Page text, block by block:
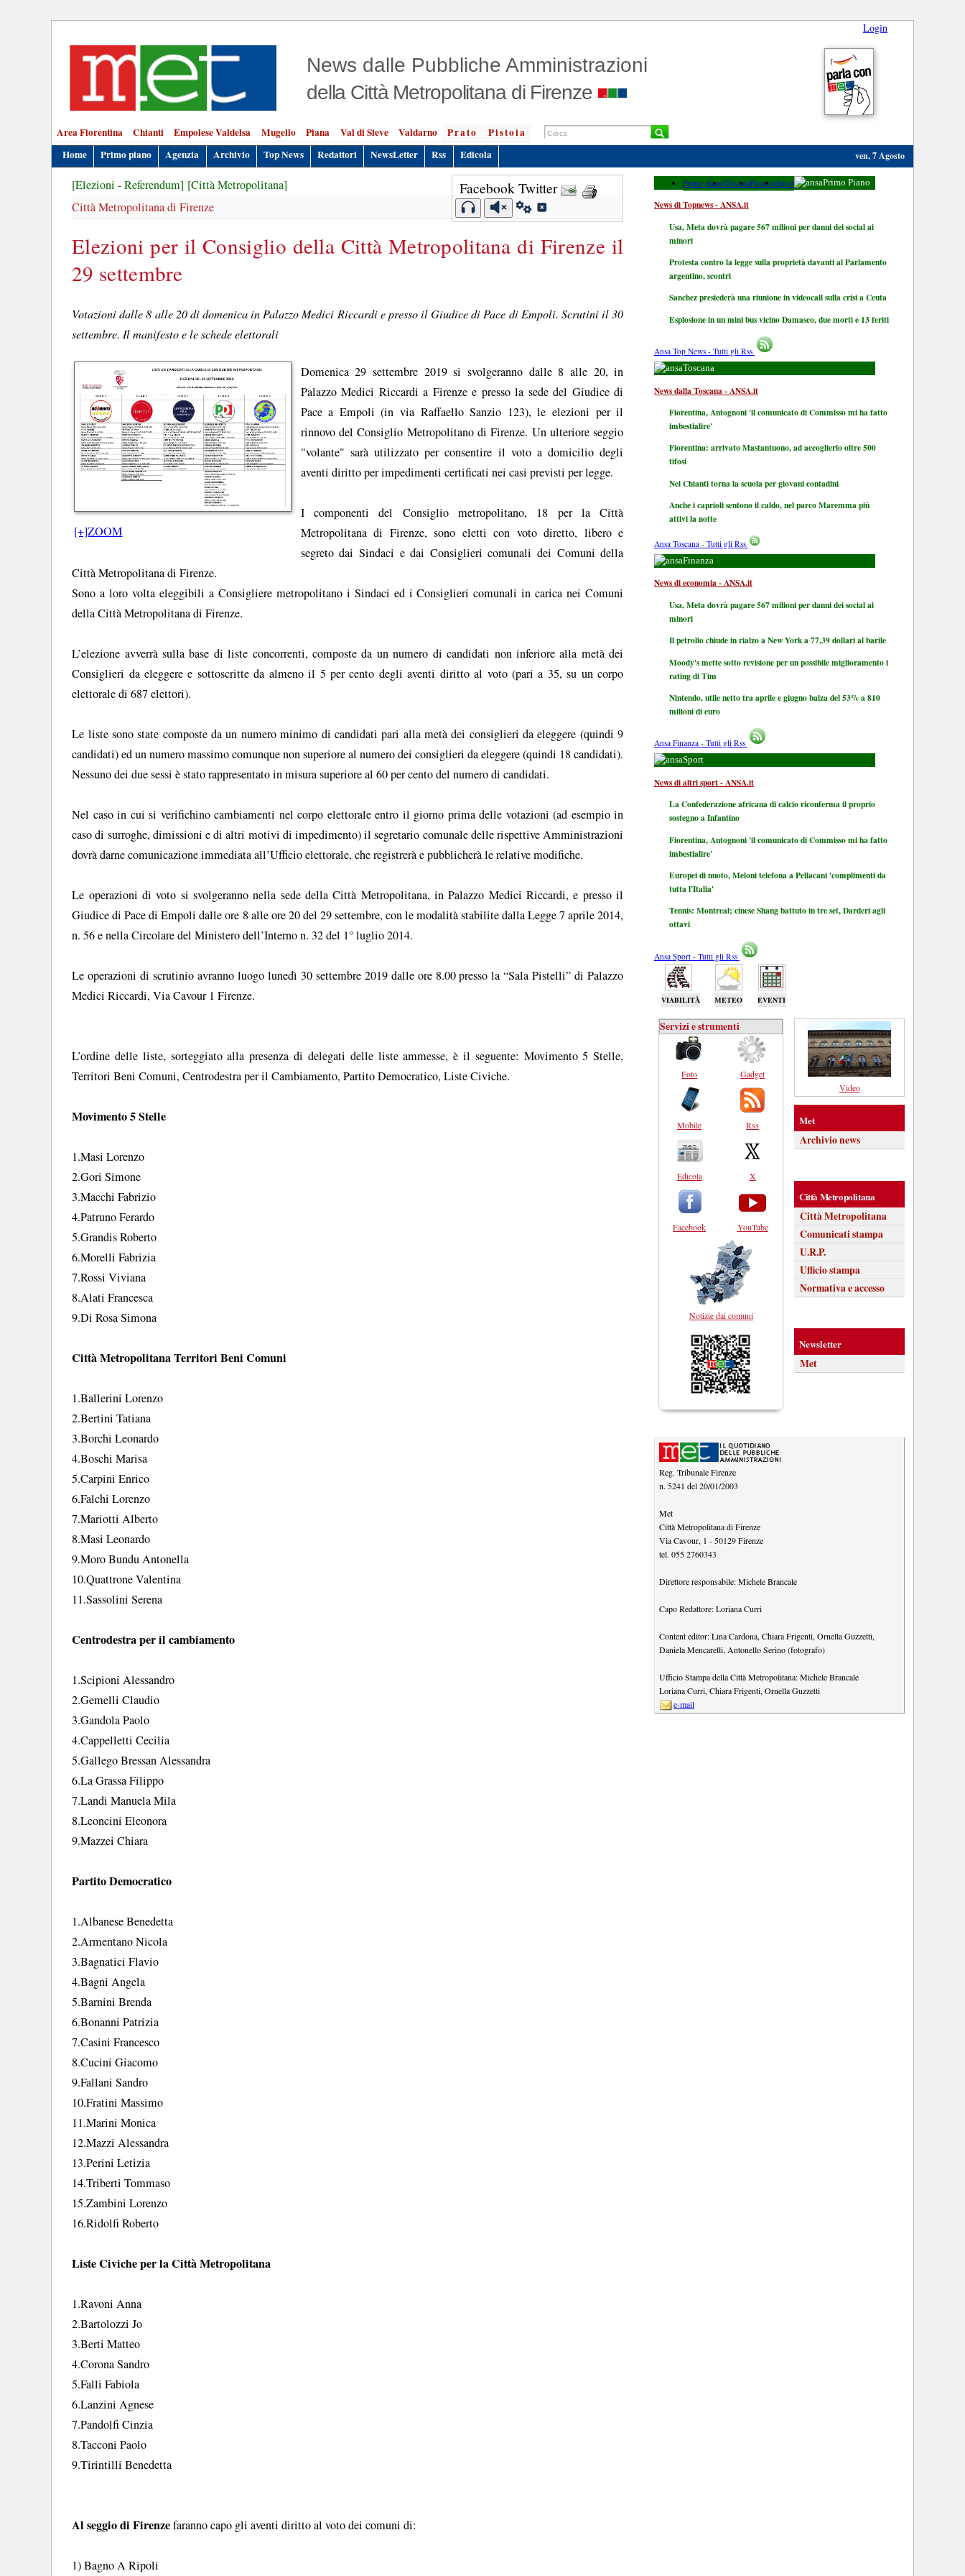
Login
News dalle Pubbliche Amministrazioni
della Città Metropolitana di Firenze
Area Fiorentina Chianti Empolese Valdelsa Mugello Piana Val di Sieve Valdarno Prato
Pistoia
Home
Primo piano Agenzia Archivio Top News Redattori NewsLetter Rss Edicola ven, 7 Agosto
Facebook Twitter
[Elezioni - Referendum] [Città Metropolitana]
Città Metropolitana di Firenze
Elezioni per il Consiglio della Città Metropolitana di Firenze il
29 settembre
Votazioni dalle 8 alle 20 di domenica in Palazzo Medici Riccardi e presso il Giudice di Pace di Empoli. Scrutini il 30
settembre. Il manifesto e le schede elettorali
[+]ZOOM
Domenica 29 settembre 2019 si svolgeranno dalle 8 alle 20, in
Palazzo Medici Riccardi a Firenze e presso la sede del Giudice di
Pace a Empoli (in via Raffaello Sanzio 123), le elezioni per il
rinnovo del Consiglio Metropolitano di Firenze. Un ulteriore seggio
"volante" sarà utilizzato per consentire il voto a domicilio degli
aventi diritto per impedimenti certificati nei casi previsti per legge.
I componenti del Consiglio metropolitano, 18 per la Città
Metropolitana di Firenze, sono eletti con voto diretto, libero e
segreto dai Sindaci e dai Consiglieri comunali dei Comuni della
Città Metropolitana di Firenze.
Sono a loro volta eleggibili a Consigliere metropolitano i Sindaci ed i Consiglieri comunali in carica nei Comuni
della Città Metropolitana di Firenze.
L’elezione avverrà sulla base di liste concorrenti, composte da un numero di candidati non inferiore alla metà dei
Consiglieri da eleggere e sottoscritte da almeno il 5 per cento degli aventi diritto al voto (pari a 35, su un corpo
elettorale di 687 elettori).
Le liste sono state composte da un numero minimo di candidati pari alla metà dei consiglieri da eleggere (quindi 9
candidati) ed un numero massimo comunque non superiore al numero dei consiglieri da eleggere (quindi 18 candidati).
Nessuno dei due sessi è stato rappresentato in misura superiore al 60 per cento del numero di candidati.
Nel caso in cui si verifichino cambiamenti nel corpo elettorale entro il giorno prima delle votazioni (ad esempio in
caso di surroghe, dimissioni e di altri motivi di impedimento) il segretario comunale delle rispettive Amministrazioni
dovrà darne comunicazione immediata all’Ufficio elettorale, che registrerà e pubblicherà le relative modifiche.
Le operazioni di voto si svolgeranno nella sede della Città Metropolitana, in Palazzo Medici Riccardi, e presso il
Giudice di Pace di Empoli dalle ore 8 alle ore 20 del 29 settembre, con le modalità stabilite dalla Legge 7 aprile 2014,
n. 56 e nella Circolare del Ministero dell’Interno n. 32 del 1° luglio 2014.
Le operazioni di scrutinio avranno luogo lunedì 30 settembre 2019 dalle ore 8.00 presso la “Sala Pistelli” di Palazzo
Medici Riccardi, Via Cavour 1 Firenze.
L’ordine delle liste, sorteggiato alla presenza di delegati delle liste ammesse, è il seguente: Movimento 5 Stelle,
Territori Beni Comuni, Centrodestra per il Cambiamento, Partito Democratico, Liste Civiche.
Movimento 5 Stelle
1.Masi Lorenzo
2.Gori Simone
3.Macchi Fabrizio
4.Patruno Ferardo
5.Grandis Roberto
6.Morelli Fabrizia
7.Rossi Viviana
8.Alati Francesca
9.Di Rosa Simona
Città Metropolitana Territori Beni Comuni
1.Ballerini Lorenzo
2.Bertini Tatiana
3.Borchi Leonardo
4.Boschi Marisa
5.Carpini Enrico
6.Falchi Lorenzo
7.Mariotti Alberto
8.Masi Leonardo
9.Moro Bundu Antonella
10.Quattrone Valentina
11.Sassolini Serena
Centrodestra per il cambiamento
1.Scipioni Alessandro
2.Gemelli Claudio
3.Gandola Paolo
4.Cappelletti Cecilia
5.Gallego Bressan Alessandra
6.La Grassa Filippo
7.Landi Manuela Mila
8.Leoncini Eleonora
9.Mazzei Chiara
Partito Democratico
1.Albanese Benedetta
2.Armentano Nicola
3.Bagnatici Flavio
4.Bagni Angela
5.Barnini Brenda
6.Bonanni Patrizia
7.Casini Francesco
8.Cucini Giacomo
9.Fallani Sandro
10.Fratini Massimo
11.Marini Monica
12.Mazzi Alessandra
13.Perini Letizia
14.Triberti Tommaso
15.Zambini Lorenzo
16.Ridolfi Roberto
Liste Civiche per la Città Metropolitana
1.Ravoni Anna
2.Bartolozzi Jo
3.Berti Matteo
4.Corona Sandro
5.Falli Fabiola
6.Lanzini Agnese
7.Pandolfi Cinzia
8.Tacconi Paolo
9.Tirintilli Benedetta
Al seggio di Firenzefaranno capo gli aventi diritto al voto dei comuni di:
1) Bagno A Ripoli
Primo pianoToscanaFinanzaSport Primo Piano
News di Topnews - ANSA.it
Usa, Meta dovrà pagare 567 milioni per danni dei social ai
minori
Protesta contro la legge sulla proprietà davanti al Parlamento
argentino, scontri
Sanchez presiederà una riunione in videocall sulla crisi a Ceuta
Esplosione in un mini bus vicino Damasco, due morti e 13 feriti
Ansa Top News - Tutti gli Rss
Toscana
News dalla Toscana - ANSA.it
Fiorentina, Antognoni 'il comunicato di Commisso mi ha fatto
imbestialire'
Fiorentina: arrivato Mastantuono, ad accoglierlo oltre 500
tifosi
Nel Chianti torna la scuola per giovani contadini
Anche i caprioli sentono il caldo, nel parco Maremma più
attivi la notte
Ansa Toscana - Tutti gli Rss
Finanza
News di economia - ANSA.it
Usa, Meta dovrà pagare 567 milioni per danni dei social ai
minori
Il petrolio chiude in rialzo a New York a 77,39 dollari al barile
Moody's mette sotto revisione per un possibile miglioramento i
rating di Tim
Nintendo, utile netto tra aprile e giugno balza del 53% a 810
milioni di euro
Ansa Finanza - Tutti gli Rss
Sport
News di altri sport - ANSA.it
La Confederazione africana di calcio riconferma il proprio
sostegno a Infantino
Fiorentina, Antognoni 'il comunicato di Commisso mi ha fatto
imbestialire'
Europei di nuoto, Meloni telefona a Pellacani 'complimenti da
tutta l'Italia'
Tennis: Montreal; cinese Shang battuto in tre set, Darderi agli
ottavi
Ansa Sport - Tutti gli Rss
VIABILITÀ METEO EVENTI
Servizi e strumenti
Foto
Mobile
Edicola
Facebook
Gadget
Rss
X
YouTube
Notizie dai comuni
Video
Met
Archivio news
Città Metropolitana
Città Metropolitana
Comunicati stampa
U.R.P.
Ufficio stampa
Normativa e accesso
Newsletter
Met
Reg. Tribunale Firenze
n. 5241 del 20/01/2003
Met
Città Metropolitana di Firenze
Via Cavour, 1 - 50129 Firenze
tel. 055 2760343
Direttore responsabile:Michele Brancale
Capo Redattore:Loriana Curri
Content editor:Lina Cardona, Chiara Frigenti, Ornella Guzzetti,
Daniela Mencarelli, Antonello Serino (fotografo)
Ufficio Stampa della Città Metropolitana:Michele Brancale
Loriana Curri, Chiara Frigenti, Ornella Guzzetti
e-mail